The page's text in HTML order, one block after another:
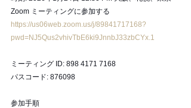
Zoom ミーティングに参加する
https://us06web.zoom.us/j/89841717168?
pwd=NJ5Qus2vhivTbE6ki9JnnbJ33zbCYx.1
ミーティング ID: 898 4171 7168
パスコード: 876098
参加手順